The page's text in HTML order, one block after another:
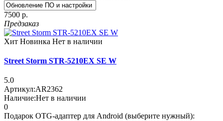
7500 р.
Предзаказ
Хит Новинка Нет в наличии
Street Storm STR-5210EX SE W
5.0
Артикул:AR2362
Наличие:Нет в наличии
0
Подарок OTG-адаптер для Android (выберите нужный):